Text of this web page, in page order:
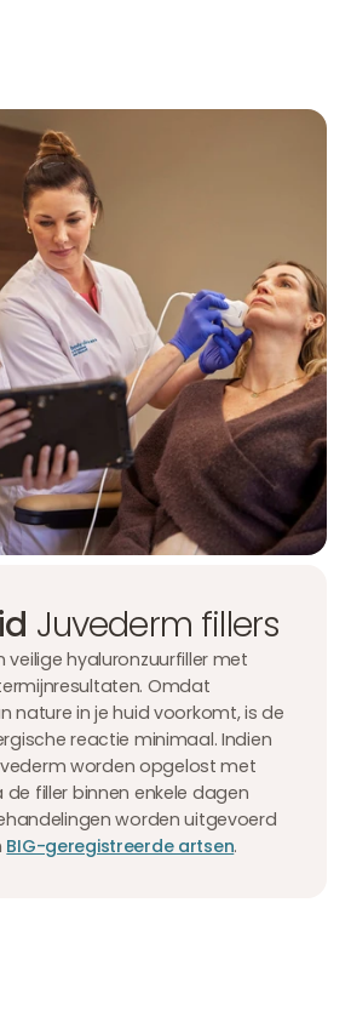
Juvederm fillers
veilige hyaluronzuurfiller met
Omdat
nature in je huid voorkomt, is de
reactie minimaal. Indien
worden opgelost met
de filler binnen enkele dagen
worden uitgevoerd
BIG-geregistreerde artsen.